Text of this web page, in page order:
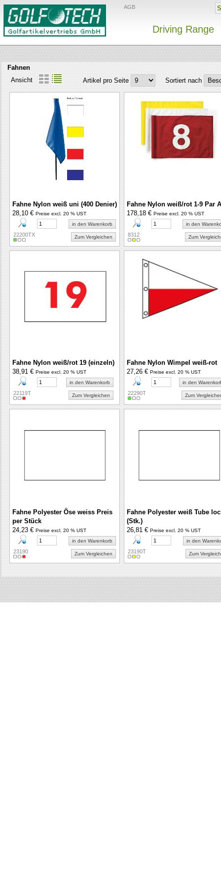
AGB
Driving Range
Fahnen
Ansicht
Artikel pro Seite Sortiert nach
Fahne Nylon weiß uni (400 Denier)
28,10 € Preise excl. 20 % UST
in den Warenkorb
22200TX Zum Vergleichen
Fahne Nylon weiß/rot 1-9 Par
178,18 € Preise excl. 20 % UST
in den
8312 Zum
Fahne Nylon weiß/rot 19 (einzeln)
38,91 € Preise excl. 20 % UST
in den Warenkorb
22119T Zum Vergleichen
Fahne Nylon Wimpel weiß-rot
27,26 € Preise excl. 20 % UST
in den
22290T Zum
Fahne Polyester Öse weiss Preis
per Stück
24,23 € Preise excl. 20 % UST
in den Warenkorb
23190 Zum Vergleichen
Fahne Polyester weiß Tube
(Stk.)
26,81 € Preise excl. 20 % UST
in den
23190T Zum